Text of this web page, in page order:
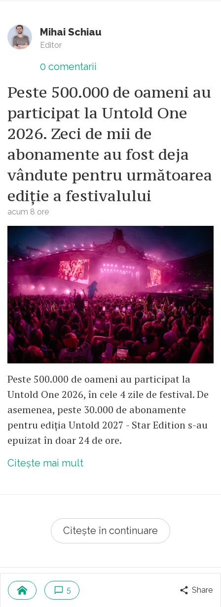
Mihai Schiau
Editor
0 comentarii
Peste 500.000 de oameni au
participat la Untold One
2026. Zeci de mii de
abonamente au fost deja
vândute pentru următoarea
ediție a festivalului
acum 8 ore
Peste 500.000 de oameni au participat la
Untold One 2026, în cele 4 zile de festival. De
asemenea, peste 30.000 de abonamente
pentru ediția Untold 2027 - Star Edition s-au
epuizat în doar 24 de ore.
Citește mai mult
Citește în continuare
© 2026 Republica.ro
Politica de confidentialitate
Cine suntem
5 Share